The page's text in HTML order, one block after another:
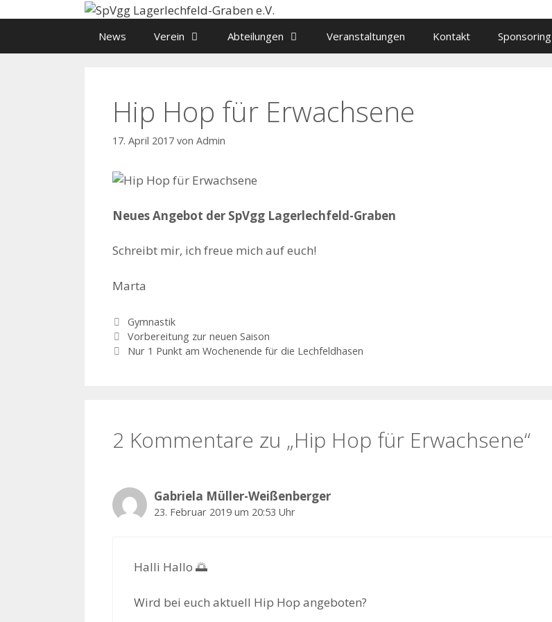
News Verein Abteilungen Veranstaltungen Kontakt Sponsoring
Hip Hop für Erwachsene
17. April 2017 von Admin
Neues Angebot der SpVgg Lagerlechfeld-Graben
Schreibt mir, ich freue mich auf euch!
Marta
Kategorien
Gymnastik
Vorbereitung zur neuen Saison
Nur 1 Punkt am Wochenende für die Lechfeldhasen
2 Kommentare zu „Hip Hop für Erwachsene“
Gabriela Müller-Weißenberger
23. Februar 2019 um 20:53 Uhr
Halli Hallo 🌅
Wird bei euch aktuell Hip Hop angeboten?